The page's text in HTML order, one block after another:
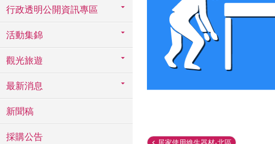
行政透明公開資訊專區
活動集錦
觀光旅遊
最新消息
新聞稿
採購公告
居家使用維生器材-北區